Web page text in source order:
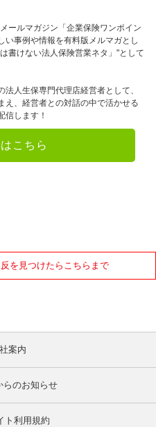
ールマガジン「企業保険ワンポイン
い事例や情報を有料版メルマガとし
書けない法人保険営業ネタ」"として
人生保専門代理店経営者として、
え、経営者との対話の中で活かせる
信します！
こちら
を見つけたらこちらまで
案内
らのお知らせ
ト利用規約